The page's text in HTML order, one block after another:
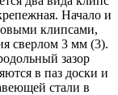
Начало и
клипсами,
сверлом 3 мм (3).
зазор
в паз доски и
стали в